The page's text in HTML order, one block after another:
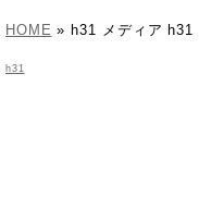
HOME » h31 メディア h31
h31